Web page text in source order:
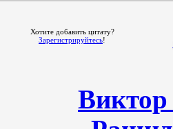
Хотите добавить цитату?
Зарегистрируйтесь!